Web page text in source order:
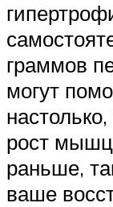
граммов
могут
рост мышц
раньше,
ваше